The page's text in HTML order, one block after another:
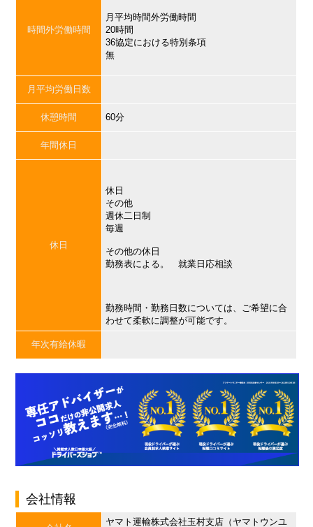
時間外労働時間
月平均時間外労働時間
20時間
36協定における特別条項
無
月平均労働日数
休憩時間 60分
年間休日
休日
休日
その他
週休二日制
毎週
その他の休日
勤務表による。 就業日応相談
勤務時間・勤務日数については、ご希望に合
わせて柔軟に調整が可能です。
年次有給休暇
会社情報
ヤマト運輸株式会社玉村支店（ヤマトウンユ